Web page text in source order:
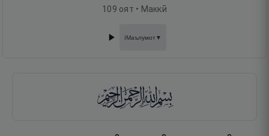
109 оят • Маккӣ
ℹ️Маълумот▼